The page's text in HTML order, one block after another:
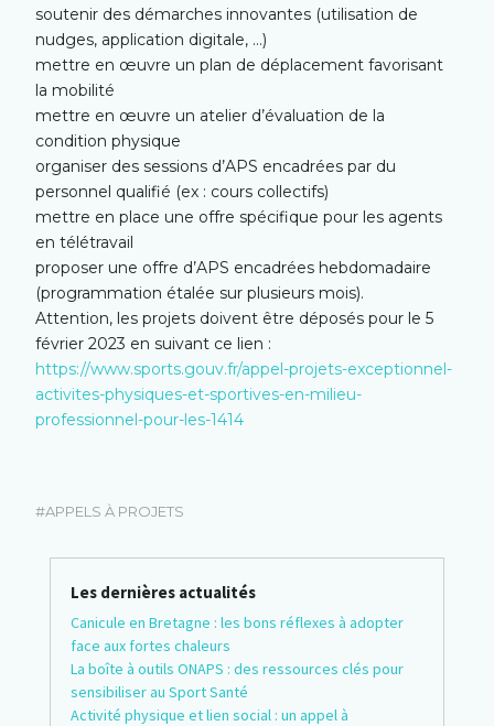
soutenir des démarches innovantes (utilisation de
nudges, application digitale, …)
mettre en œuvre un plan de déplacement favorisant
la mobilité
mettre en œuvre un atelier d’évaluation de la
condition physique
organiser des sessions d’APS encadrées par du
personnel qualifié (ex : cours collectifs)
mettre en place une offre spécifique pour les agents
en télétravail
proposer une offre d’APS encadrées hebdomadaire
(programmation étalée sur plusieurs mois).
Attention, les projets doivent être déposés pour le 5
février 2023 en suivant ce lien :
https://www.sports.gouv.fr/appel-projets-exceptionnel-
activites-physiques-et-sportives-en-milieu-
professionnel-pour-les-1414
APPELS À PROJETS
Les dernières actualités
Canicule en Bretagne : les bons réflexes à adopter
face aux fortes chaleurs
La boîte à outils ONAPS : des ressources clés pour
sensibiliser au Sport Santé
Activité physique et lien social : un appel à